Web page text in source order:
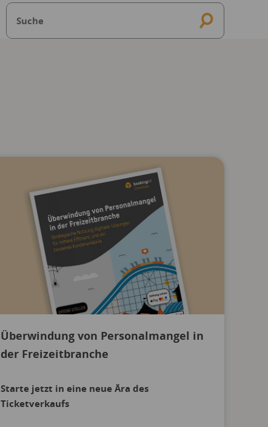
Überwindung von Personalmangel in
der Freizeitbranche
Starte jetzt in eine neue Ära des
Ticketverkaufs